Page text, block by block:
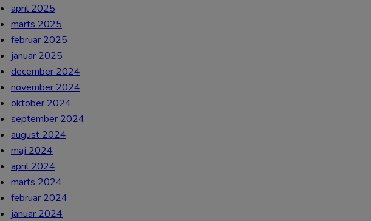
april 2025
marts 2025
februar 2025
januar 2025
december 2024
november 2024
oktober 2024
september 2024
august 2024
maj 2024
april 2024
marts 2024
februar 2024
januar 2024